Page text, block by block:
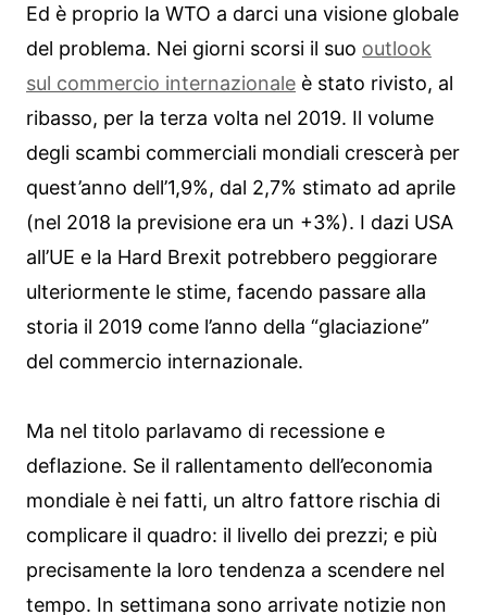
Ed è proprio la WTO a darci una visione globale
del problema. Nei giorni scorsi il suo outlook
sul commercio internazionale è stato rivisto, al
ribasso, per la terza volta nel 2019. Il volume
degli scambi commerciali mondiali crescerà per
quest’anno dell’1,9%, dal 2,7% stimato ad aprile
(nel 2018 la previsione era un +3%). I dazi USA
all’UE e la Hard Brexit potrebbero peggiorare
ulteriormente le stime, facendo passare alla
storia il 2019 come l’anno della “glaciazione”
del commercio internazionale.
Ma nel titolo parlavamo di recessione e
deflazione. Se il rallentamento dell’economia
mondiale è nei fatti, un altro fattore rischia di
complicare il quadro: il livello dei prezzi; e più
precisamente la loro tendenza a scendere nel
tempo. In settimana sono arrivate notizie non